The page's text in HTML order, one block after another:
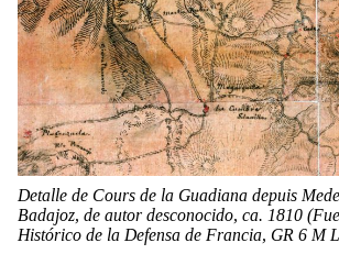
Detalle de Cours de la Guadiana depuis
Badajoz, de autor desconocido, ca. 1810
Histórico de la Defensa de Francia, GR 6 M